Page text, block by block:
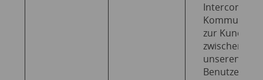
Intercom
zur
zwischen
unseren
Benutzer